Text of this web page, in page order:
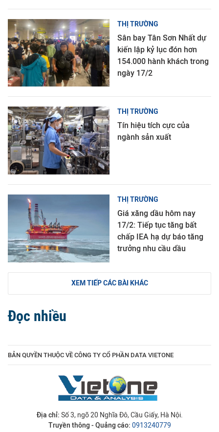
THỊ TRƯỜNG
Sân bay Tân Sơn Nhất dự
kiến lập kỷ lục đón hơn
154.000 hành khách trong
ngày 17/2
THỊ TRƯỜNG
Tín hiệu tích cực của
ngành sản xuất
THỊ TRƯỜNG
Giá xăng dầu hôm nay
17/2: Tiếp tục tăng bất
chấp IEA hạ dự báo tăng
trưởng nhu cầu dầu
XEM TIẾP CÁC BÀI KHÁC
Đọc nhiều
BẢN QUYỀN THUỘC VỀ CÔNG TY CỔ PHẦN DATA VIETONE
Địa chỉ: Số 3, ngõ 20 Nghĩa Đô, Cầu Giấy, Hà Nội.
Truyền thông - Quảng cáo: 0913240779